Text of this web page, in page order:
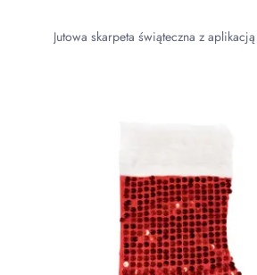
Jutowa skarpeta świąteczna z aplikacją